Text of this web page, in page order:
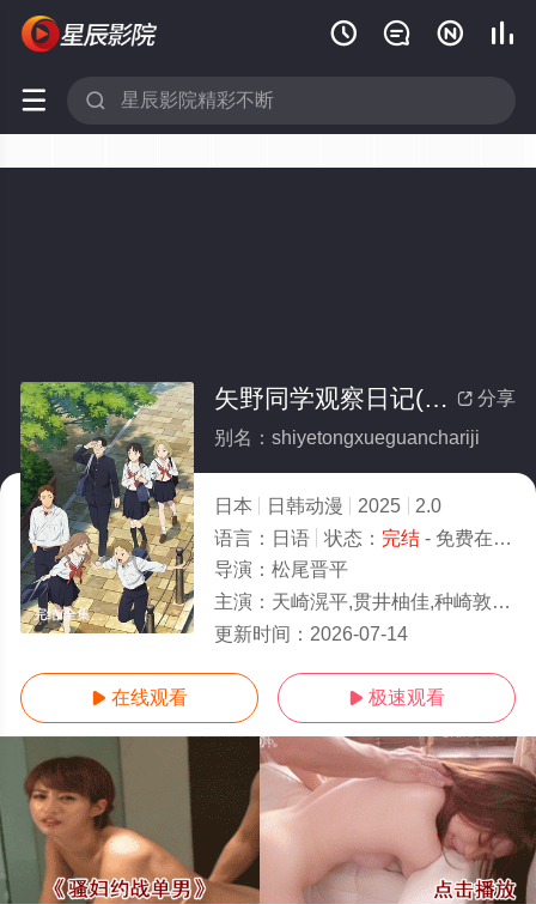
   
 
完结/全集
 分享
矢野同学观察日记(全集)
别名：shiyetongxueguanchariji
日本 日韩动漫 2025
2.0
语言： 日语 状态： 完结- 免费在线观看
导演： 松尾晋平
主演： 天崎滉平,贯井柚佳,种崎敦美,坂泰斗,高桥李依,岩崎谅太,小原好美,日野聪,江口拓也
更新时间： 2026-07-14
 在线观看  极速观看